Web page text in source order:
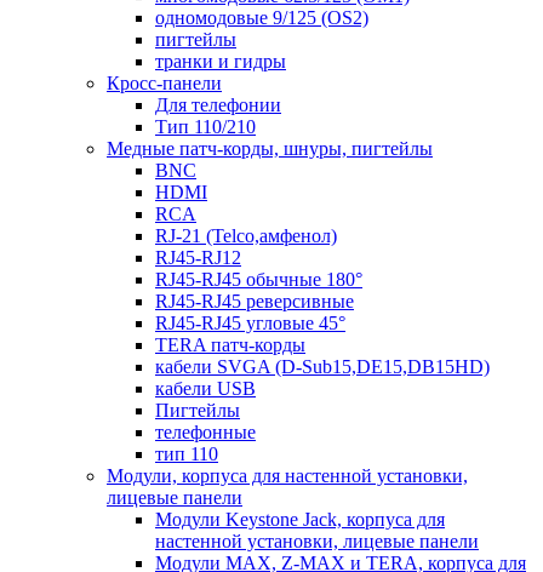
одномодовые 9/125 (OS2)
пигтейлы
транки и гидры
Кросс-панели
Для телефонии
Тип 110/210
Медные патч-корды, шнуры, пигтейлы
BNC
HDMI
RCA
RJ-21 (Telco,амфенол)
RJ45-RJ12
RJ45-RJ45 обычные 180°
RJ45-RJ45 реверсивные
RJ45-RJ45 угловые 45°
TERA патч-корды
кабели SVGA (D-Sub15,DE15,DB15HD)
кабели USB
Пигтейлы
телефонные
тип 110
Модули, корпуса для настенной установки,
лицевые панели
Модули Keystone Jack, корпуса для
настенной установки, лицевые панели
Модули MAX, Z-MAX и TERA, корпуса для